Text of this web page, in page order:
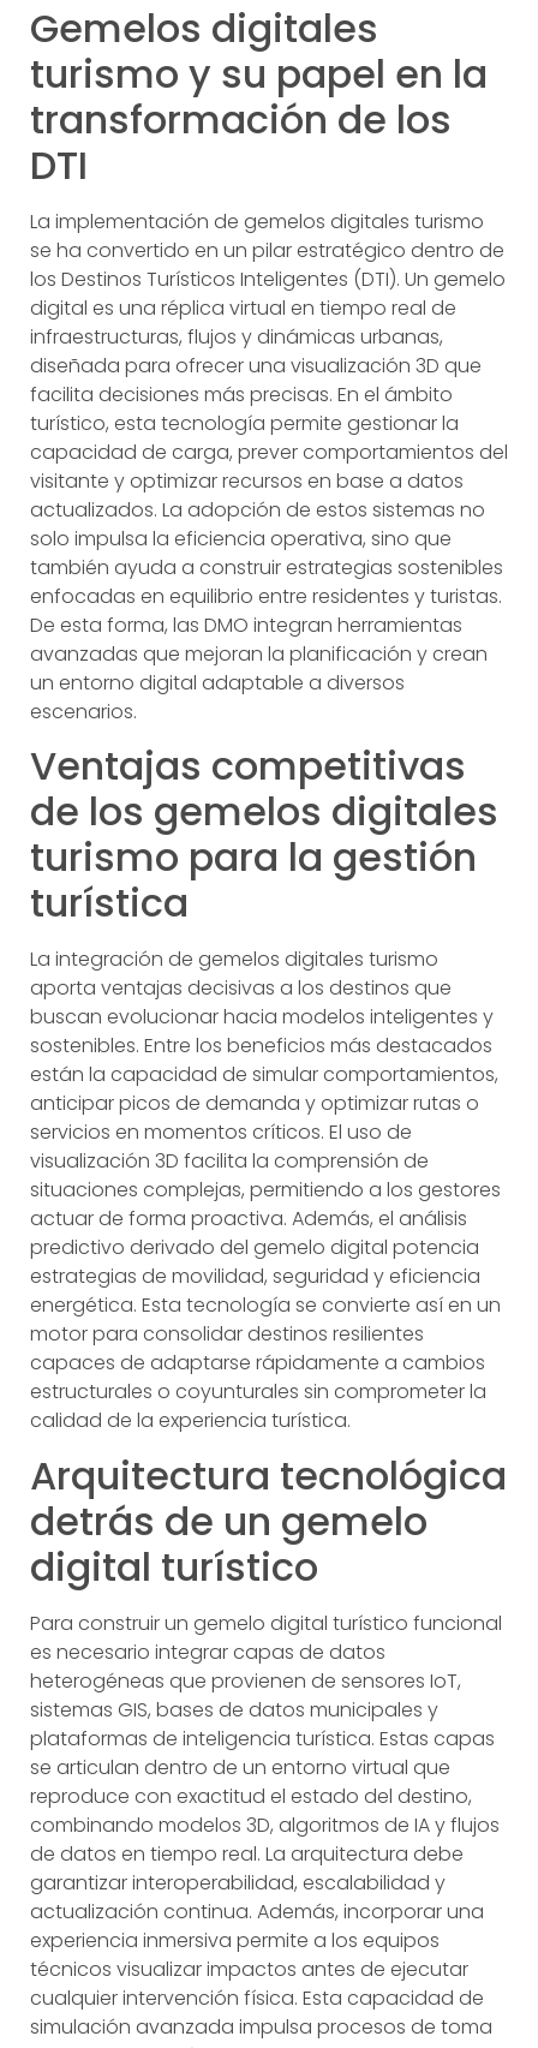
Gemelos digitales
turismo y su papel en la
transformación de los
DTI
La implementación de gemelos digitales turismo
se ha convertido en un pilar estratégico dentro de
los Destinos Turísticos Inteligentes (DTI). Un gemelo
digital es una réplica virtual en tiempo real de
infraestructuras, flujos y dinámicas urbanas,
diseñada para ofrecer una visualización 3D que
facilita decisiones más precisas. En el ámbito
turístico, esta tecnología permite gestionar la
capacidad de carga, prever comportamientos del
visitante y optimizar recursos en base a datos
actualizados. La adopción de estos sistemas no
solo impulsa la eficiencia operativa, sino que
también ayuda a construir estrategias sostenibles
enfocadas en equilibrio entre residentes y turistas.
De esta forma, las DMO integran herramientas
avanzadas que mejoran la planificación y crean
un entorno digital adaptable a diversos
escenarios.
Ventajas competitivas
de los gemelos digitales
turismo para la gestión
turística
La integración de gemelos digitales turismo
aporta ventajas decisivas a los destinos que
buscan evolucionar hacia modelos inteligentes y
sostenibles. Entre los beneficios más destacados
están la capacidad de simular comportamientos,
anticipar picos de demanda y optimizar rutas o
servicios en momentos críticos. El uso de
visualización 3D facilita la comprensión de
situaciones complejas, permitiendo a los gestores
actuar de forma proactiva. Además, el análisis
predictivo derivado del gemelo digital potencia
estrategias de movilidad, seguridad y eficiencia
energética. Esta tecnología se convierte así en un
motor para consolidar destinos resilientes
capaces de adaptarse rápidamente a cambios
estructurales o coyunturales sin comprometer la
calidad de la experiencia turística.
Arquitectura tecnológica
detrás de un gemelo
digital turístico
Para construir un gemelo digital turístico funcional
es necesario integrar capas de datos
heterogéneas que provienen de sensores IoT,
sistemas GIS, bases de datos municipales y
plataformas de inteligencia turística. Estas capas
se articulan dentro de un entorno virtual que
reproduce con exactitud el estado del destino,
combinando modelos 3D, algoritmos de IA y flujos
de datos en tiempo real. La arquitectura debe
garantizar interoperabilidad, escalabilidad y
actualización continua. Además, incorporar una
experiencia inmersiva permite a los equipos
técnicos visualizar impactos antes de ejecutar
cualquier intervención física. Esta capacidad de
simulación avanzada impulsa procesos de toma